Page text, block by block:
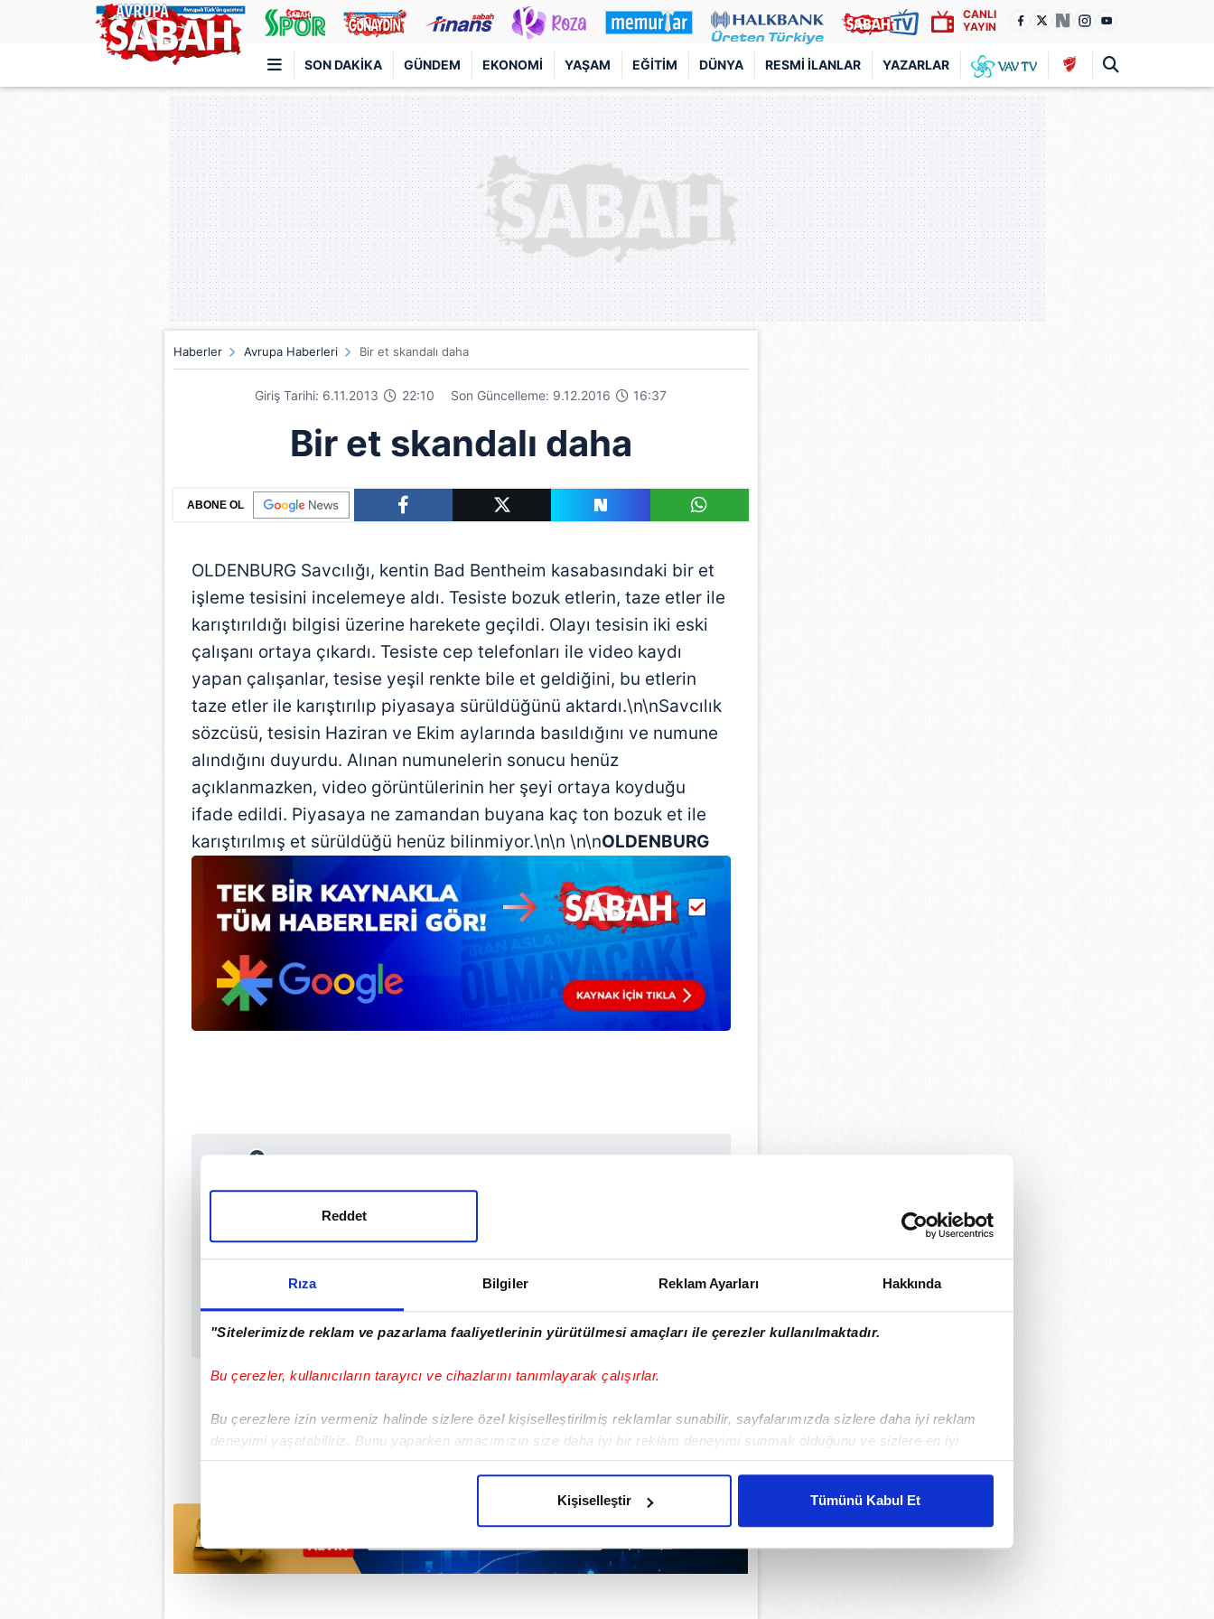
Rıza Bilgiler Reklam Ayarları Hakkında
"Sitelerimizde reklam ve pazarlama faaliyetlerinin yürütülmesi amaçları ile çerezler kullanılmaktadır.
Bu çerezler, kullanıcıların tarayıcı ve cihazlarını tanımlayarak çalışırlar.
Bu çerezlere izin vermeniz halinde sizlere özel kişiselleştirilmiş reklamlar sunabilir, sayfalarımızda sizlere daha iyi reklam
deneyimi yaşatabiliriz. Bunu yaparken amacımızın size daha iyi bir reklam deneyimi sunmak olduğunu ve sizlere en iyi
içerikleri sunabilmek adına elimizden gelen çabayı gösterdiğimizi ve bu noktada, reklamların maliyetlerimizi karşılamak
Her halükârda, kullanıcılar, bu çerezlere izin vermedikleri takdirde, kullanıcılara hedefli reklamlar gösterilmeyecektir."
Sizlere daha iyi bir hizmet sunabilmek için İnternet Sitemizde kendimize ve üçüncü kişilere ait çerezler kullanılmaktadır. Bu
Reddet
Kişiselleştir Tümünü Kabul Et
CANLI
YAYIN
SON DAKIKA GÜNDEM EKONOMI YAŞAM EĞITIM DÜNYA RESMI İLANLAR YAZARLAR
Türkiye'nin en iyi haber sitesi
Haberler Avrupa Haberleri Bir et skandalı daha
Giriş Tarihi: 6.11.2013 22:10 Son Güncelleme: 9.12.2016 16:37
Bir et skandalı daha
ABONE OL
OLDENBURG Savcılığı, kentin Bad Bentheim kasabasındaki bir et
işleme tesisini incelemeye aldı. Tesiste bozuk etlerin, taze etler ile
karıştırıldığı bilgisi üzerine harekete geçildi. Olayı tesisin iki eski
çalışanı ortaya çıkardı. Tesiste cep telefonları ile video kaydı
yapan çalışanlar, tesise yeşil renkte bile et geldiğini, bu etlerin
taze etler ile karıştırılıp piyasaya sürüldüğünü aktardı.\n\nSavcılık
sözcüsü, tesisin Haziran ve Ekim aylarında basıldığını ve numune
alındığını duyurdu. Alınan numunelerin sonucu henüz
açıklanmazken, video görüntülerinin her şeyi ortaya koyduğu
ifade edildi. Piyasaya ne zamandan buyana kaç ton bozuk et ile
karıştırılmış et sürüldüğü henüz bilinmiyor.\n\n \n\nOLDENBURG
Uygulamalara Özel Ayrıcalıkları Keşfedin!